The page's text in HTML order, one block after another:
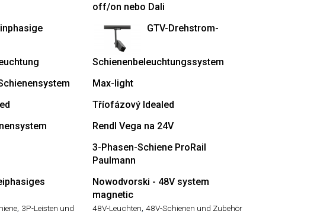
off/on nebo Dali
GTV-Drehstrom-
Schienenbeleuchtungssystem
Max-light
Tříofázový Idealed
Rendl Vega na 24V
3-Phasen-Schiene ProRail
Paulmann
, 3P-Leisten und
Nowodvorski - 48V system
magnetic
48V-Leuchten, 48V-Schienen und Zubehör